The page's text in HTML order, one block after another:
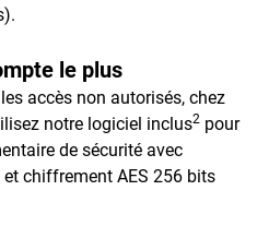
le plus
accès non autorisés, chez
notre logiciel inclus2 pour
de sécurité avec
chiffrement AES 256 bits